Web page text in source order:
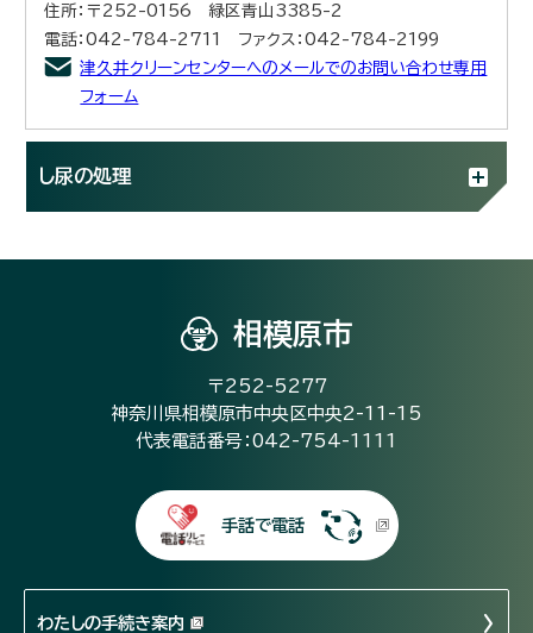
住所：〒252-0156 緑区青山3385-2
電話：042-784-2711 ファクス：042-784-2199
津久井クリーンセンターへのメールでのお問い合わせ専用
フォーム
し尿の処理
相模原市
〒252-5277
神奈川県相模原市中央区中央2-11-15
代表電話番号：042-754-1111
手話で電話
わたしの手続き案内